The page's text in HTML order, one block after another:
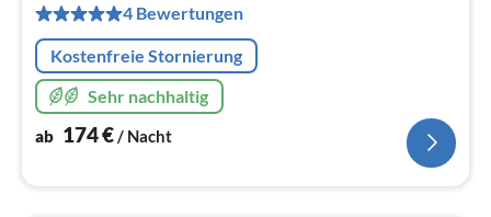
4 Bewertungen
Kostenfreie Stornierung
Sehr nachhaltig
ab 174€/ Nacht